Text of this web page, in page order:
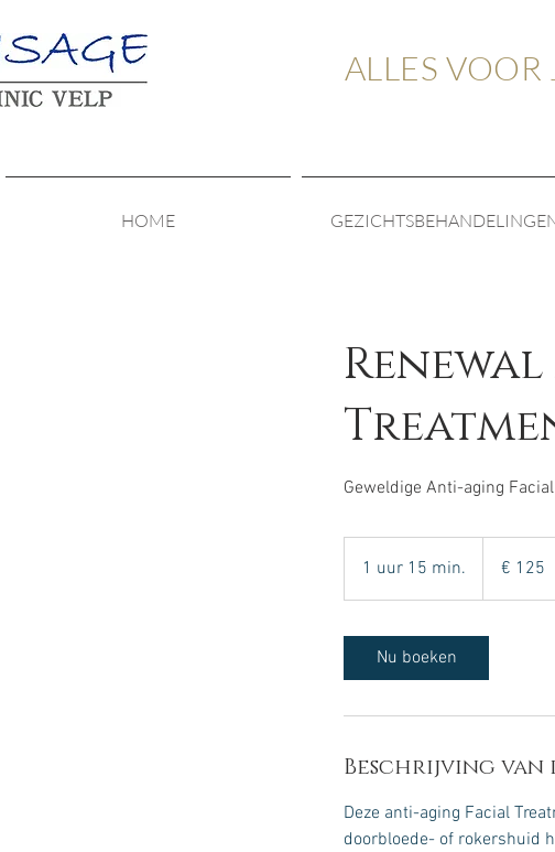
ALLES
HOME
Geweldige Anti-aging
1 uur 15 min.
u
5
.
€ 125
Nu boeken
Beschrijving van
Deze anti-aging Facial
doorbloede- of rokershuid